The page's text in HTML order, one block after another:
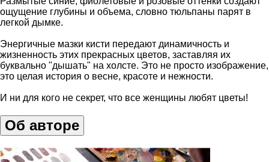
ощущение глубины и объема, словно тюльпаны парят в
легкой дымке.
Энергичные мазки кисти передают динамичность и
жизненность этих прекрасных цветов, заставляя их
буквально "дышать" на холсте. Это не просто изображение,
это целая история о весне, красоте и нежности.
И ни для кого не секрет, что все женщины любят цветы!
Об авторе